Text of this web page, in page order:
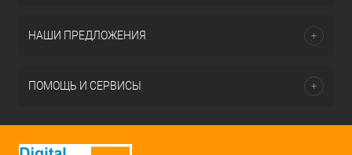
НАШИ ПРЕДЛОЖЕНИЯ
ПОМОЩЬ И СЕРВИСЫ